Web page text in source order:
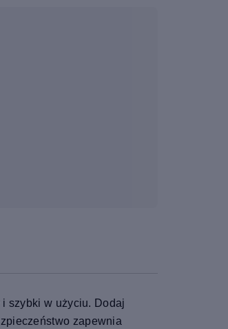
szybki w użyciu. Dodaj
zapewnia